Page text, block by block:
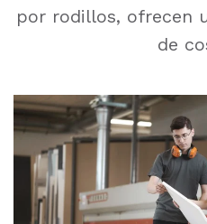
por rodillos, ofrecen
de